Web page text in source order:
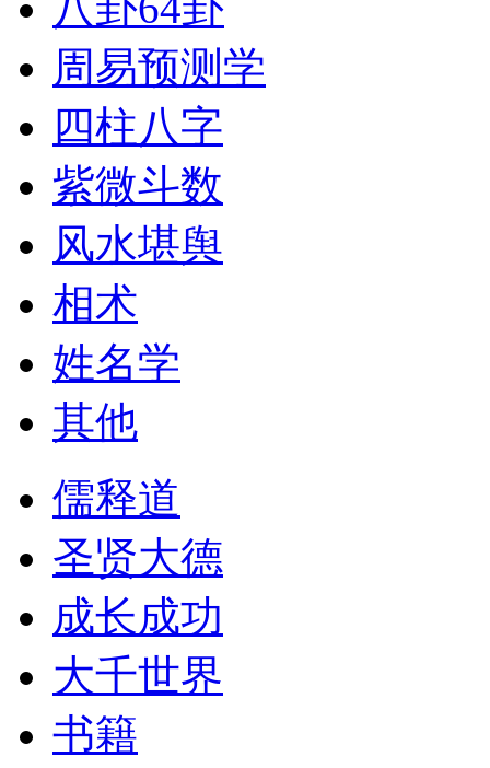
周易预测学
四柱八字
紫微斗数
风水堪舆
相术
姓名学
其他
儒释道
圣贤大德
成长成功
大千世界
书籍